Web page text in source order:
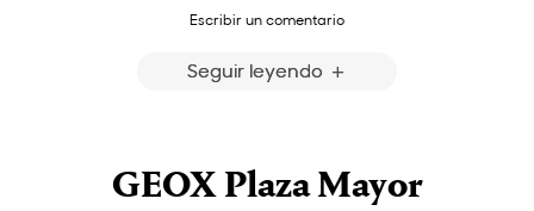
Escribir un comentario
Seguir leyendo
GEOX Plaza Mayor